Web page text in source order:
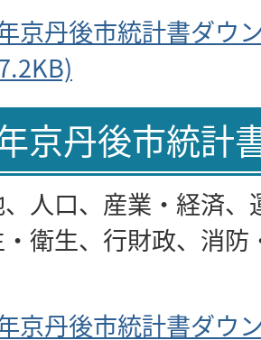
京丹後市統計書ダウ
京丹後市統計
人口、産業・経済
衛生、行財政、消防
京丹後市統計書ダウ